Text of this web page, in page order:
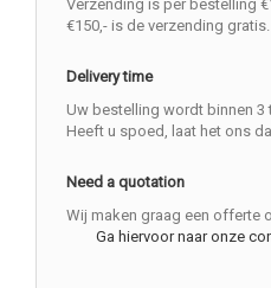
Verzending is per bestelling
€150,- is de verzending gratis.
Delivery time
Uw bestelling wordt binnen
Heeft u spoed, laat het ons
Need a quotation
Wij maken graag een offerte
Ga hiervoor naar onze